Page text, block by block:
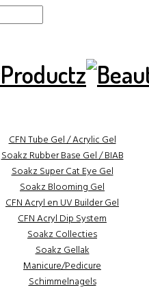
CFN Tube Gel / Acrylic Gel
Soakz Rubber Base Gel / BIAB
Soakz Super Cat Eye Gel
Soakz Blooming Gel
CFN Acryl en UV Builder Gel
CFN Acryl Dip System
Soakz Collecties
Soakz Gellak
Manicure/Pedicure
Schimmelnagels